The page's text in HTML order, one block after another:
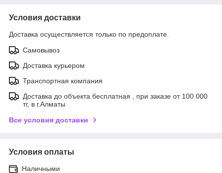
Условия доставки
Доставка осуществляется только по предоплате.
Самовывоз
Доставка курьером
Транспортная компания
Доставка до объекта бесплатная , при заказе от 100 000
тг, в г.Алматы
Все условия доставки
Условия оплаты
Наличными